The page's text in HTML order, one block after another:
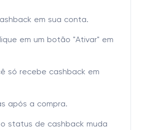
em sua conta.
em um botão "Ativar" em
só recebe cashback em
após a compra.
status de cashback muda